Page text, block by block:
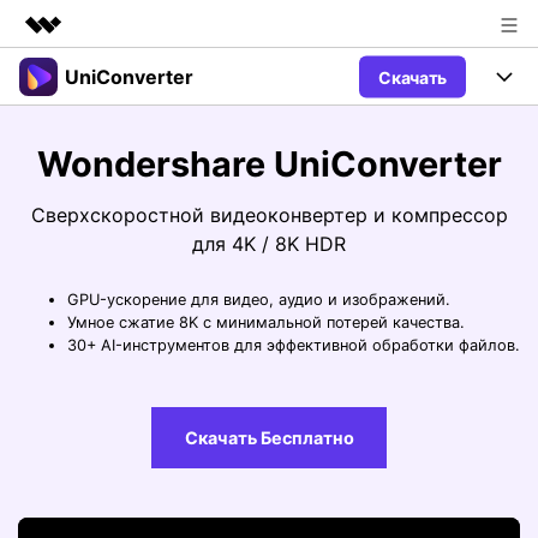
Рекомендуемые продукты
Управление данными
Решения
Покупка
UniConverter Скачать
UniConverter для Windows
Mac
UniConverter для Mac
AI функции
Блог
Креативный Дизайн
Фотография
Посмотрите видеоурок и узнайте, как использовать
UniConverter.
Поддержка
использования UniConverter.
Wondershare UniConverter
Сверхскоростной видеоконвертер и компрессор
для 4K / 8K HDR
GPU-ускорение для видео, аудио и изображений.
Умное сжатие 8K с минимальной потерей качества.
30+ AI-инструментов для эффективной обработки файлов.
Скачать Бесплатно